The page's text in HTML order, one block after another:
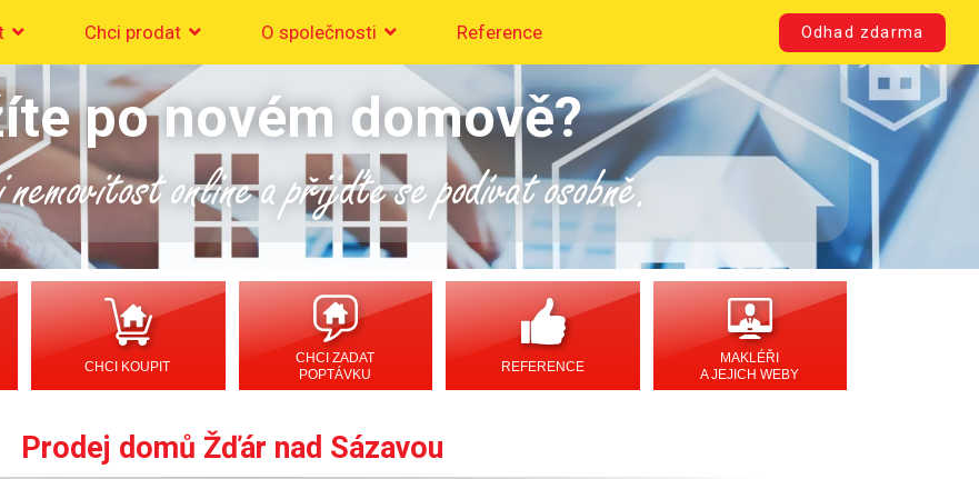
Chci prodat O společnosti Reference Odhad zdarma
po novém domově?
online a přijďte se podívat osobně.
CHCI KOUPIT
CHCI ZADAT
POPTÁVKU
REFERENCE
MAKLÉŘI
A JEJICH WEBY
Prodej domů Žďár nad Sázavou